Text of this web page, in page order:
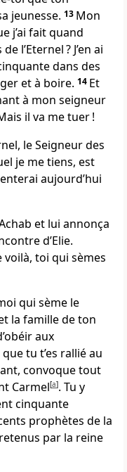
jeunesse. 13 Mon
j’ai fait quand
l’Eternel ? J’en ai
dans des
et à boire. 14 Et
à mon seigneur
il va me tuer !
le Seigneur des
je me tiens, est
aujourd’hui
et lui annonça
d’Elie.
voilà, toi qui sèmes
qui sème le
la famille de ton
aux
tu t’es rallié au
convoque tout
Carmel[a]. Tu y
cinquante
prophètes de la
par la reine